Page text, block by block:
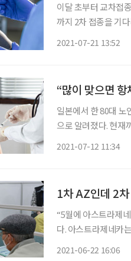
이달 초부터 교차접
까지 2차 접종을 기다
2021-07-21 13:52
“많이 맞으면
일본에서 한 80대
으로 알려졌다. 현재까지는 건
2021-07-12 11:34
1차 AZ인데 2
“5월에 아스트라제
다. 아스트라제네카
2021-06-22 16:06